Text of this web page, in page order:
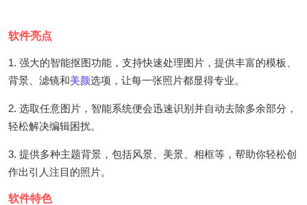
软件亮点
1. 强大的智能抠图功能，支持快速处理图片，提供丰富的模板、
背景、滤镜和美颜选项，让每一张照片都显得专业。
2. 选取任意图片，智能系统便会迅速识别并自动去除多余部分，
轻松解决编辑困扰。
3. 提供多种主题背景，包括风景、美景、相框等，帮助你轻松创
作出引人注目的照片。
软件特色